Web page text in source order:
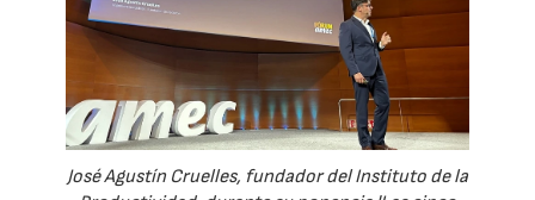
José Agustín Cruelles, fundador del Instituto de la